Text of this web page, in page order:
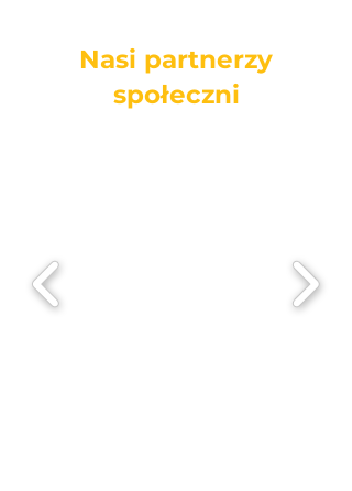
Nasi partnerzy
społeczni